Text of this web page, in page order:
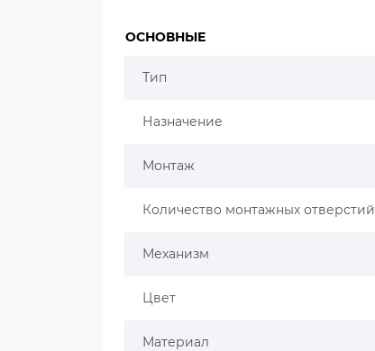
ОСНОВНЫЕ
Тип
Назначение
Монтаж
Количество монтажных отверстий
Механизм
Цвет
Материал